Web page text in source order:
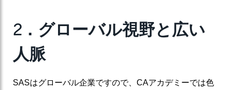
2 ．グローバル視野と広い
人脈
SASはグローバル企業ですので、CAアカデミーでは色